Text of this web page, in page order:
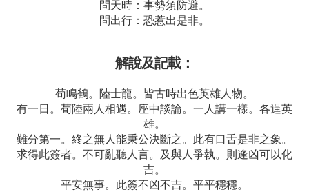
問天時：事勢須防避。
問出行：恐惹出是非。
解說及記載：
荀鳴鶴。陸士龍。皆古時出色英雄人物。
有一日。荀陸兩人相遇。座中談論。一人講一樣。各逞英
雄。
難分第一。終之無人能秉公決斷之。此有口舌是非之象。
求得此簽者。不可亂聽人言。及與人爭執。則逢凶可以化
吉。
平安無事。此簽不凶不吉。平平穩穩。